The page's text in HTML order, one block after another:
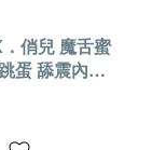
俏兒 魔舌蜜
蛋 舔震內外
二合一雙跳